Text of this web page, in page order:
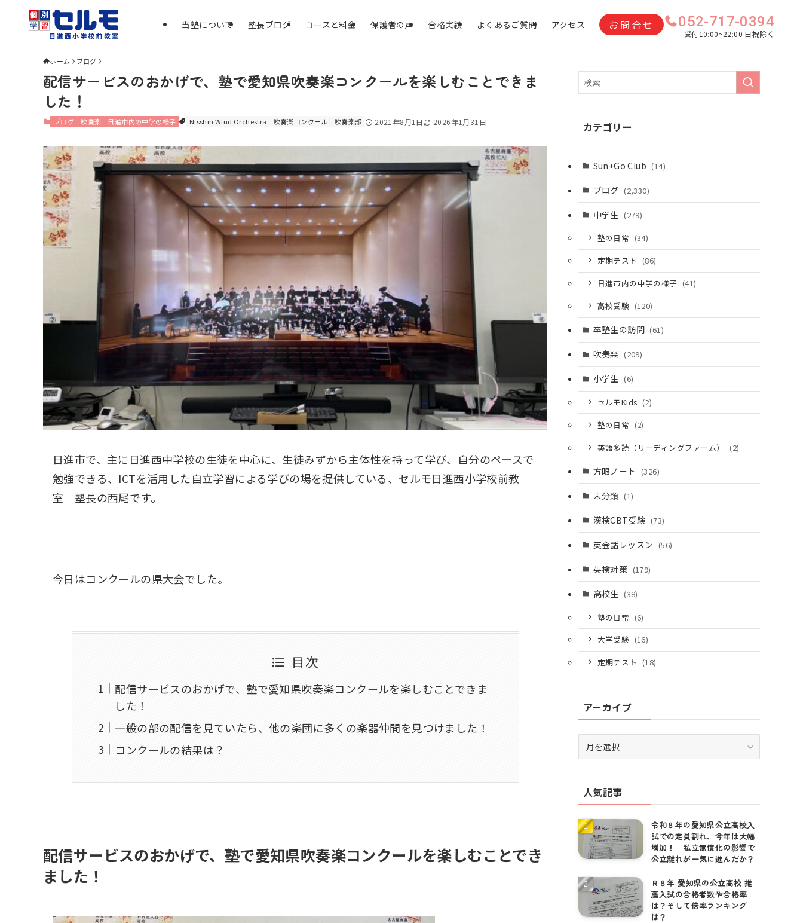
当塾について 塾長ブログ コースと料金 保護者の声 合格実績 よくあるご質問 アクセス お問合せ 052-717-0394
受付10:00~22:00 日祝除く
ホーム ブログ
配信サービスのおかげで、塾で愛知県吹奏楽コンクールを楽しむことできま
した！
ブログ 吹奏楽 日進市内の中学の様子 Nisshin Wind Orchestra 吹奏楽コンクール 吹奏楽部 2021年8月1日 2026年1月31日
日進市で、主に日進西中学校の生徒を中心に、生徒みずから主体性を持って学び、自分のペースで
勉強できる、ICTを活用した自立学習による学びの場を提供している、セルモ日進西小学校前教
室 塾長の西尾です。
今日はコンクールの県大会でした。
目次
配信サービスのおかげで、塾で愛知県吹奏楽コンクールを楽しむことできま
した！
一般の部の配信を見ていたら、他の楽団に多くの楽器仲間を見つけました！
コンクールの結果は？
配信サービスのおかげで、塾で愛知県吹奏楽コンクールを楽しむことでき
ました！
カテゴリー
Sun+Go Club (14)
ブログ (2,330)
中学生 (279)
塾の日常 (34)
定期テスト (86)
日進市内の中学の様子 (41)
高校受験 (120)
卒塾生の訪問 (61)
吹奏楽 (209)
小学生 (6)
セルモKids (2)
塾の日常 (2)
英語多読（リーディングファーム）
(2)
方眼ノート (326)
未分類 (1)
漢検CBT受験 (73)
英会話レッスン (56)
英検対策 (179)
高校生 (38)
塾の日常 (6)
大学受験 (16)
定期テスト (18)
アーカイブ
ー
ブ人気記事
令和８年の愛知県公立高校入
試での定員割れ、今年は大幅
増加！ 私立無償化の影響で
公立離れが一気に進んだか？
Ｒ８年 愛知県の公立高校 推
薦入試の合格者数や合格率
は？そして倍率ランキング
は？